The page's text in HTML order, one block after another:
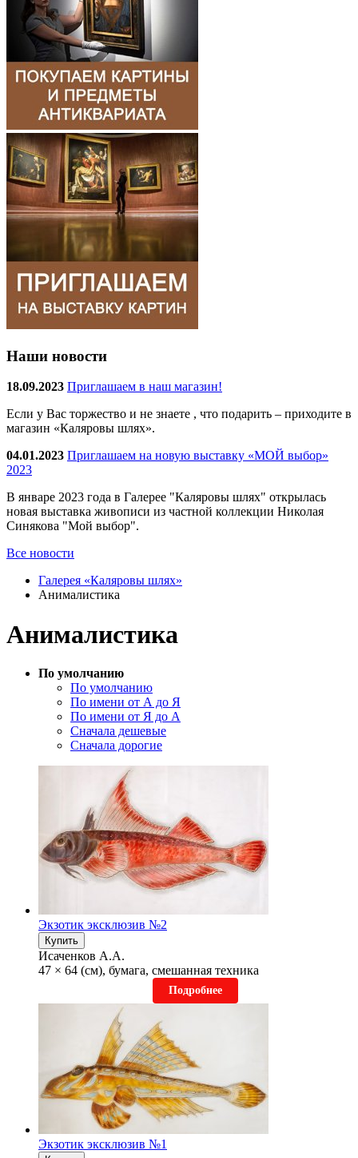
Наши новости
18.09.2023 Приглашаем в наш магазин!
Если у Вас торжество и не знаете , что подарить – приходите в
магазин «Каляровы шлях».
04.01.2023 Приглашаем на новую выставку «МОЙ выбор»
2023
В январе 2023 года в Галерее "Каляровы шлях" открылась
новая выставка живописи из частной коллекции Николая
Синякова "Мой выбор".
Все новости
Галерея «Каляровы шлях»
Анималистика
Анималистика
По умолчанию
По умолчанию
По имени от А до Я
По имени от Я до А
Сначала дешевые
Сначала дорогие
Экзотик эксклюзив №2
Купить
Исаченков А.А.
47 × 64 (см), бумага, смешанная техника
Подробнее
Экзотик эксклюзив №1